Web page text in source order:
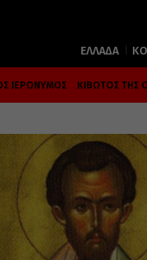
ΕΛΛΑΔΑ
ΙΕΡΩΝΥΜΟΣ ΚΙΒΩΤΟΣ ΤΗΣ